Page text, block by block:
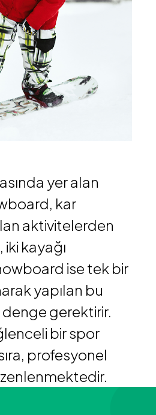
yer alan
kar
aktivitelerden
kayağı
ise tek bir
yapılan bu
denge gerektirir.
bir spor
profesyonel